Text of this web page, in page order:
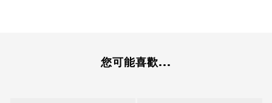
您可能喜歡...